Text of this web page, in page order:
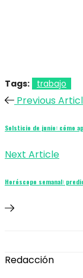
Tags: trabajo
Previous
Solsticio de junio: cómo
Next Article
Horóscopo semanal:
Redacción